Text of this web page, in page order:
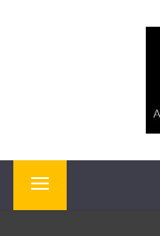
Primary